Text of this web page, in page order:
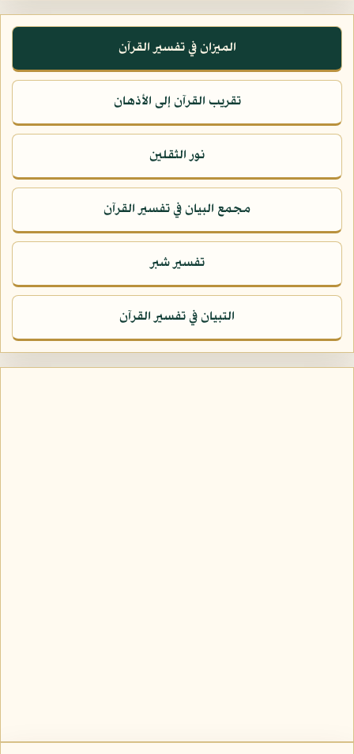
الميزان في تفسير القرآن
تقريب القرآن إلى الأذهان
نور الثقلين
مجمع البيان في تفسير القرآن
تفسير شبر
التبيان في تفسير القرآن